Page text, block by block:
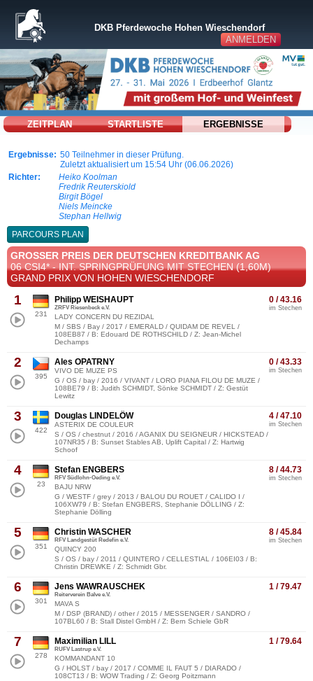
ANMELDEN
DKB Pferdewoche Hohen Wieschendorf
ZEITPLAN STARTLISTE ERGEBNISSE
Ergebnisse: 50 Teilnehmer in dieser Prüfung.
Zuletzt aktualisiert um 15:54 Uhr (06.06.2026)
Richter:
Heiko Koolman
Fredrik Reuterskiold
Birgit Bögel
Niels Meincke
Stephan Hellwig
PARCOURS PLAN
GROSSER PREIS DER DEUTSCHEN KREDITBANK AG
06 CSI4* - INT. SPRINGPRÜFUNG MIT STECHEN (1,60M)
GRAND PRIX VON HOHEN WIESCHENDORF
1
231
0 / 43.16
im Stechen
Philipp WEISHAUPT
ZRFV Riesenbeck e.V.
LADY CONCERN DU REZIDAL
M / SBS / Bay / 2017 / EMERALD / QUIDAM DE REVEL /
108EB87 / B: Edouard DE ROTHSCHILD / Z: Jean-Michel
Dechamps
2
395
0 / 43.33
im Stechen
Ales OPATRNY
VIVO DE MUZE PS
G / OS / bay / 2016 / VIVANT / LORO PIANA FILOU DE MUZE /
108BE79 / B: Judith SCHMIDT, Sönke SCHMIDT / Z: Gestüt
Lewitz
3
422
4 / 47.10
im Stechen
Douglas LINDELÖW
ASTERIX DE COULEUR
S / OS / chestnut / 2016 / AGANIX DU SEIGNEUR / HICKSTEAD /
107NR35 / B: Sunset Stables AB, Uplift Capital / Z: Hartwig
Schoof
4
23
8 / 44.73
im Stechen
Stefan ENGBERS
RFV Südlohn-Oeding e.V.
BAJU NRW
G / WESTF / grey / 2013 / BALOU DU ROUET / CALIDO I /
106XW79 / B: Stefan ENGBERS, Stephanie DÖLLING / Z:
Stephanie Dölling
5
351
8 / 45.84
im Stechen
Christin WASCHER
RFV Landgestüt Redefin e.V.
QUINCY 200
S / OS / bay / 2011 / QUINTERO / CELLESTIAL / 106EI03 / B:
Christin DREWKE / Z: Schmidt Gbr.
6
301
1 / 79.47
Jens WAWRAUSCHEK
Reiterverein Balve e.V.
MAVA S
M / DSP (BRAND) / other / 2015 / MESSENGER / SANDRO /
107BL60 / B: Stall Distel GmbH / Z: Bern Schiele GbR
7
278
1 / 79.64
Maximilian LILL
RUFV Lastrup e.V.
KOMMANDANT 10
G / HOLST / bay / 2017 / COMME IL FAUT 5 / DIARADO /
108CT13 / B: WOW Trading / Z: Georg Poitzmann